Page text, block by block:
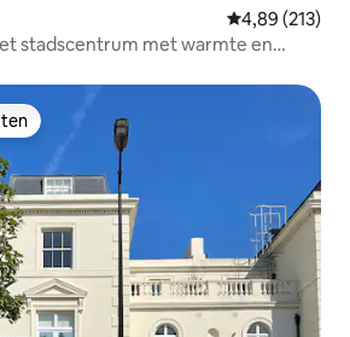
Gemiddelde
4,89 (213)
stadscentrum met warmte en